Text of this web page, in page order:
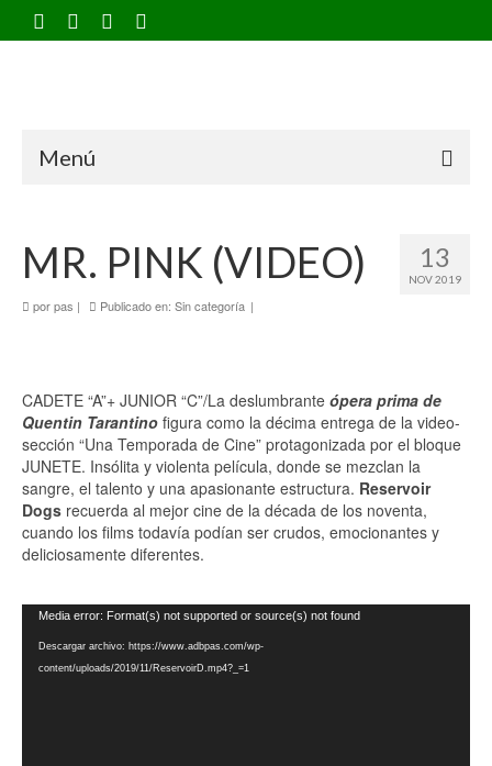
Menú
13
NOV 2019
MR. PINK (VIDEO)
porpas | Publicado en: Sin categoría |
CADETE “A”+ JUNIOR “C”/La deslumbrante ópera prima de
Quentin Tarantino figura como la décima entrega de la video-
sección “Una Temporada de Cine” protagonizada por el bloque
JUNETE. Insólita y violenta película, donde se mezclan la
sangre, el talento y una apasionante estructura. Reservoir
Dogs recuerda al mejor cine de la década de los noventa,
cuando los films todavía podían ser crudos, emocionantes y
deliciosamente diferentes.
Reproductor
Media error: Format(s) not supported or source(s) not found
Descargar archivo: https://www.adbpas.com/wp-
content/uploads/2019/11/ReservoirD.mp4?_=1